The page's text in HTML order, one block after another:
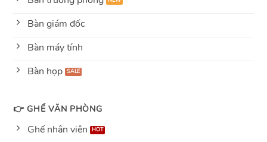
Bàn giám đốc
Bàn máy tính
Bàn họp
👉 GHẾ VĂN PHÒNG
Ghế nhân viên